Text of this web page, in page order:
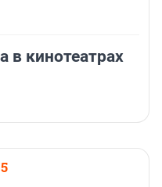
в кинотеатрах